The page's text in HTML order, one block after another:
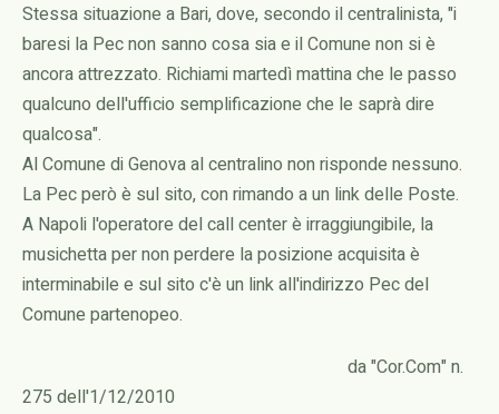
Stessa situazione a Bari, dove, secondo il centralinista, "i
baresi la Pec non sanno cosa sia e il Comune non si è
ancora attrezzato. Richiami martedì mattina che le passo
qualcuno dell'ufficio semplificazione che le saprà dire
qualcosa".
Al Comune di Genova al centralino non risponde nessuno.
La Pec però è sul sito, con rimando a un link delle Poste.
A Napoli l'operatore del call center è irraggiungibile, la
musichetta per non perdere la posizione acquisita è
interminabile e sul sito c'è un link all'indirizzo Pec del
Comune partenopeo.
da "Cor.Com" n.
275 dell'1/12/2010